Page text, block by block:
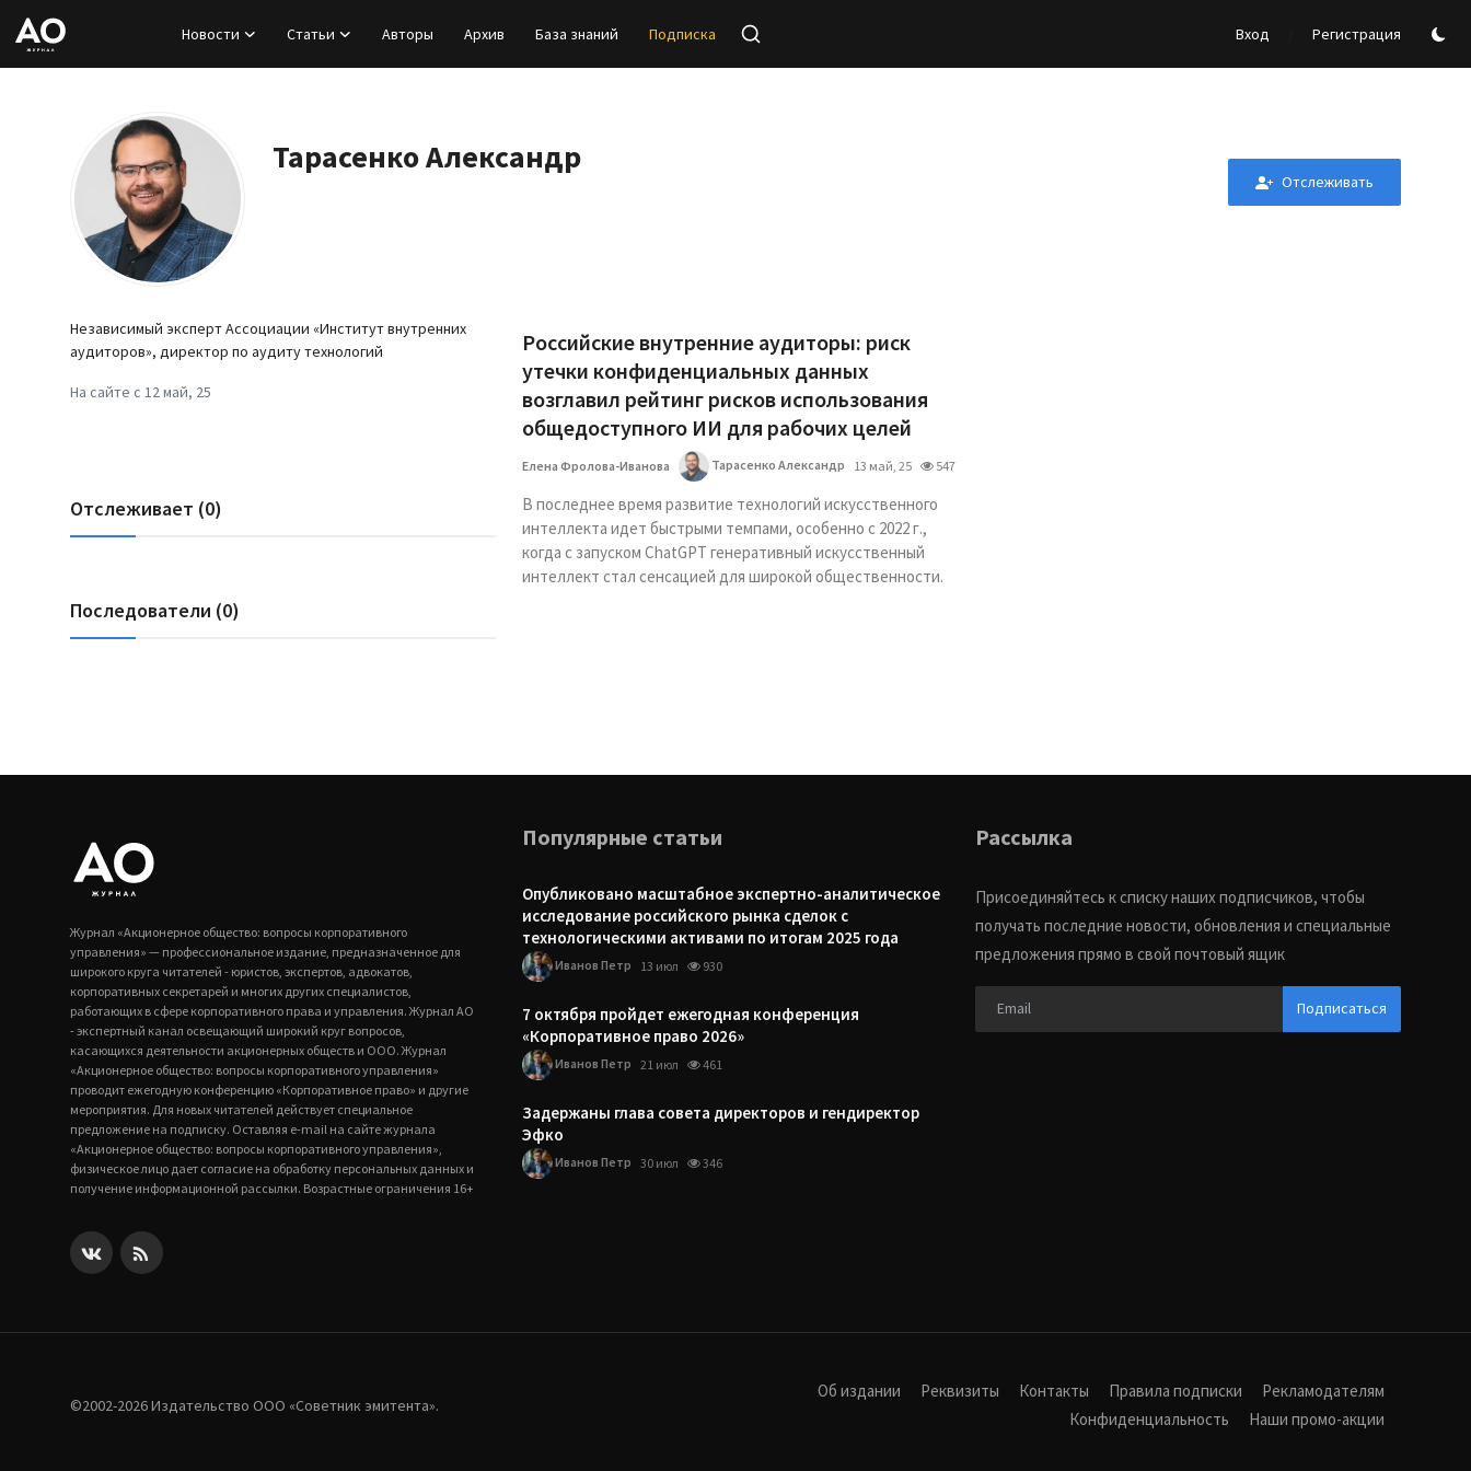
Новости Статьи Авторы Архив База знаний Подписка Вход Регистрация
Регистрация
Новости
Тарасенко Александр
Отслеживать
Независимый эксперт Ассоциации «Институт внутренних
аудиторов», директор по аудиту технологий
На сайте с 12 май, 25
Отслеживает (0)
Последователи (0)
Российские внутренние аудиторы: риск
утечки конфиденциальных данных
возглавил рейтинг рисков использования
общедоступного ИИ для рабочих целей
Елена Фролова-Иванова Тарасенко Александр 13 май, 25 547
В последнее время развитие технологий искусственного
интеллекта идет быстрыми темпами, особенно с 2022 г.,
когда с запуском ChatGPT генеративный искусственный
интеллект стал сенсацией для широкой общественности.
Журнал «Акционерное общество: вопросы корпоративного
управления» — профессиональное издание, предназначенное для
широкого круга читателей - юристов, экспертов, адвокатов,
корпоративных секретарей и многих других специалистов,
работающих в сфере корпоративного права и управления. Журнал АО
- экспертный канал освещающий широкий круг вопросов,
касающихся деятельности акционерных обществ и ООО. Журнал
«Акционерное общество: вопросы корпоративного управления»
проводит ежегодную конференцию «Корпоративное право» и другие
мероприятия. Для новых читателей действует специальное
предложение на подписку. Оставляя e-mail на сайте журнала
«Акционерное общество: вопросы корпоративного управления»,
физическое лицо дает согласие на обработку персональных данных и
получение информационной рассылки. Возрастные ограничения 16+
Популярные статьи
Опубликовано масштабное экспертно-аналитическое
исследование российского рынка сделок с
технологическими активами по итогам 2025 года
Иванов Петр 13 июл 930
7 октября пройдет ежегодная конференция
«Корпоративное право 2026»
Иванов Петр 21 июл 461
Задержаны глава совета директоров и гендиректор
Эфко
Иванов Петр 30 июл 346
Рассылка
Присоединяйтесь к списку наших подписчиков, чтобы
получать последние новости, обновления и специальные
предложения прямо в свой почтовый ящик
Подписаться
©2002-2026 Издательство ООО «‎Советник эмитента».
Об издании Реквизиты Контакты Правила подписки
Рекламодателям
Конфиденциальность
Наши промо-акции